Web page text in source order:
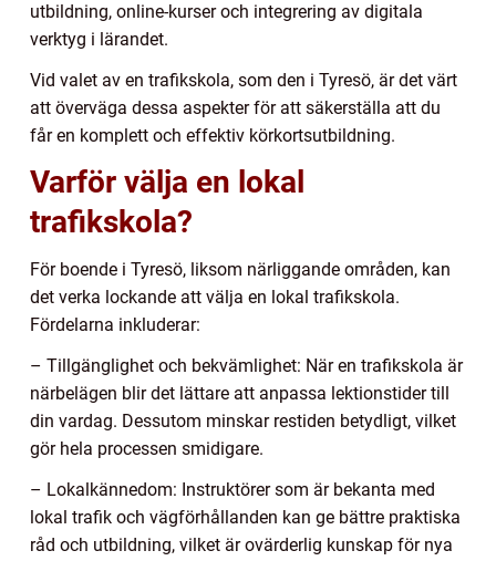
utbildning, online-kurser och integrering av digitala
verktyg i lärandet.
Vid valet av en trafikskola, som den i Tyresö, är det värt
att överväga dessa aspekter för att säkerställa att du
får en komplett och effektiv körkortsutbildning.
Varför välja en lokal
trafikskola?
För boende i Tyresö, liksom närliggande områden, kan
det verka lockande att välja en lokal trafikskola.
Fördelarna inkluderar:
– Tillgänglighet och bekvämlighet: När en trafikskola är
närbelägen blir det lättare att anpassa lektionstider till
din vardag. Dessutom minskar restiden betydligt, vilket
gör hela processen smidigare.
– Lokalkännedom: Instruktörer som är bekanta med
lokal trafik och vägförhållanden kan ge bättre praktiska
råd och utbildning, vilket är ovärderlig kunskap för nya